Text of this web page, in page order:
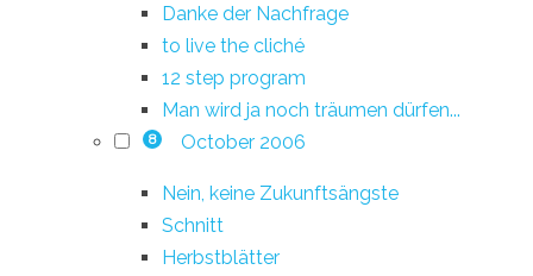
Danke der Nachfrage
to live the cliché
12 step program
Man wird ja noch träumen dürfen...
8 October 2006
Nein, keine Zukunftsängste
Schnitt
Herbstblätter